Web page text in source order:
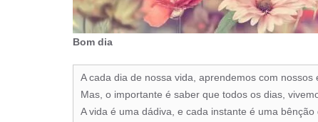
Bom dia
A cada dia de nossa vida, aprendemos com nossos
Mas, o importante é saber que todos os dias,
A vida é uma dádiva, e cada instante é uma bênção